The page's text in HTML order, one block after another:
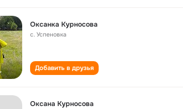
Оксанка Курносова
с. Успеновка
Добавить в друзья
Оксана Курносова